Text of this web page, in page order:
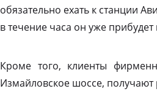
обязательно ехать к станции
в течение часа он уже
Кроме того, клиенты
Измайловское шоссе, получают